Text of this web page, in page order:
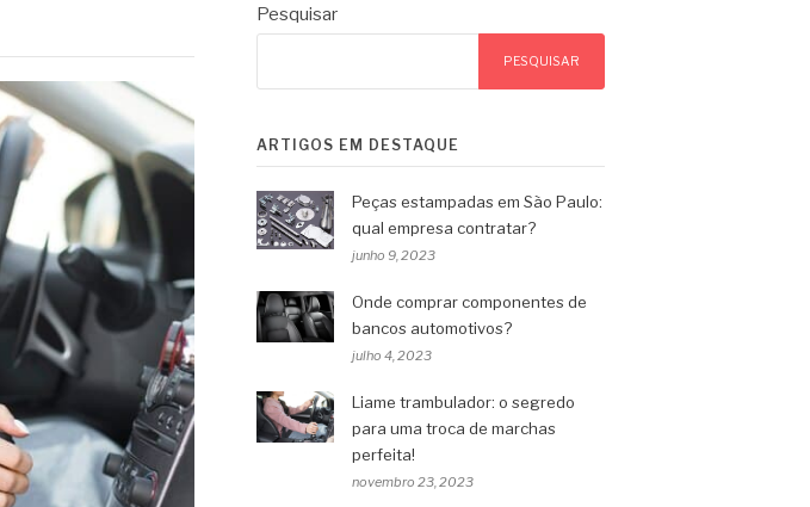
Pesquisar
PESQUISAR
ARTIGOS EM DESTAQUE
Peças estampadas em São Paulo:
qual empresa contratar?
junho 9, 2023
Onde comprar componentes de
bancos automotivos?
julho 4, 2023
Liame trambulador: o segredo
para uma troca de marchas
perfeita!
novembro 23, 2023